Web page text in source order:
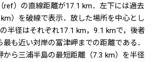
ref）の直線距離が17.1 km．左下には過去
）を破線で表示．放した場所を中心とし
半径はそれぞれ17.1 km，9.1 kmで，後者
も近い対岸の富津岬までの距離である．
から三浦半島の最短距離（7.3 km）を半径